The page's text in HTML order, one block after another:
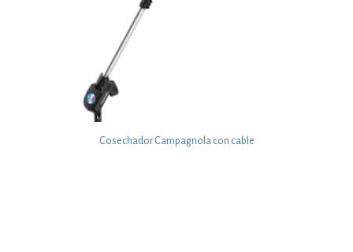
Cosechador Campagnola con cable